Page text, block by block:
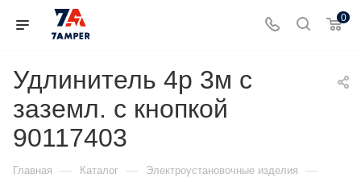
0
Удлинитель 4р 3м с
заземл. с кнопкой
90117403
Главная — Каталог — Электроустановочные изделия —